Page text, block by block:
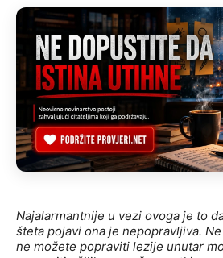
Najalarmantnije u vezi ovoga je to
šteta pojavi ona je nepopravljiva.
ne možete popraviti lezije unutar